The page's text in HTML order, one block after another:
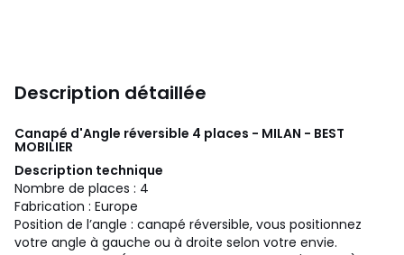
Description détaillée
Canapé d'Angle réversible 4 places - MILAN - BEST
MOBILIER
Description technique
Nombre de places : 4
Fabrication : Europe
Position de l’angle : canapé réversible, vous positionnez
votre angle à gauche ou à droite selon votre envie.